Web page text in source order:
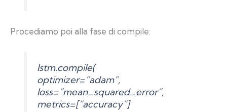
Procediamo poi alla fase di compile:
lstm.compile(
optimizer=”adam”,
loss=”mean_squared_error”,
metrics=[“accuracy”]